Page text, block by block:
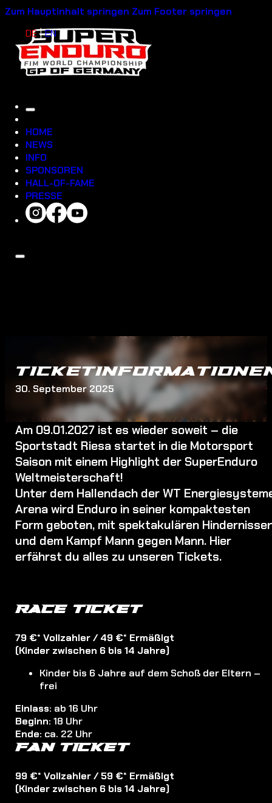
Zum Hauptinhalt springen Zum Footer springen
DE
EN
HOME
NEWS
INFO
SPONSOREN
HALL-OF-FAME
PRESSE
30. September 2025
Am 09.01.2027 ist es wieder soweit – die
Sportstadt Riesa startet in die Motorsport
Saison mit einem Highlight der SuperEnduro
Weltmeisterschaft!
Unter dem Hallendach der WT
Arena wird Enduro in seiner kompaktesten
Form geboten, mit spektakulären
und dem Kampf Mann gegen Mann. Hier
erfährst du alles zu unseren Tickets.
RACE TICKET
79 €* Vollzahler / 49 €* Ermäßigt
(Kinder zwischen 6 bis 14 Jahre)
Kinder bis 6 Jahre auf dem Schoß der Eltern –
frei
Einlass: ab 16 Uhr
Beginn: 18 Uhr
Ende: ca. 22 Uhr
FAN TICKET
99 €* Vollzahler / 59 €* Ermäßigt
(Kinder zwischen 6 bis 14 Jahre)